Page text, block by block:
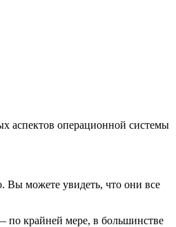
аспектов операционной системы
Вы можете увидеть, что они все
по крайней мере, в большинстве